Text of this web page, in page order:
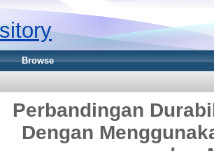
Browse
Perbandingan
Dengan